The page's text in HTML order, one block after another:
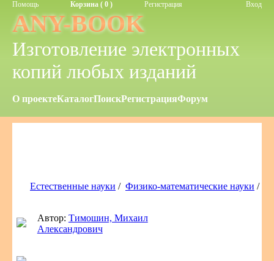
Помощь Корзина ( 0 ) Регистрация Вход
ANY-BOOK
Изготовление электронных
копий любых изданий
О проектеКаталогПоискРегистрацияФорум
Естественные науки / Физико-математические науки /
Автор: Тимошин, Михаил
Александрович